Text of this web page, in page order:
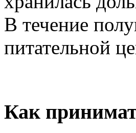
В течение
питательной
Как